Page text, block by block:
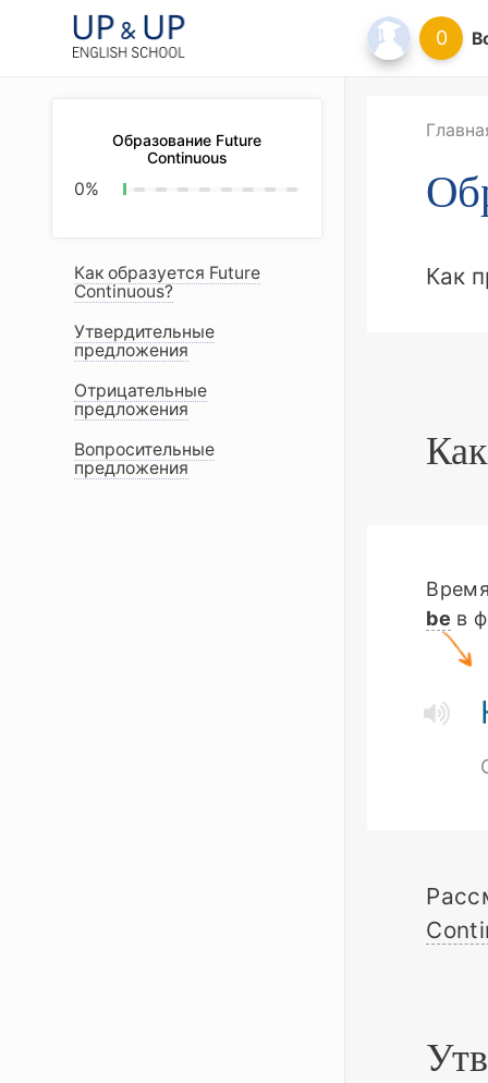
0
Образование Future
Continuous
0%
Как образуется Future
Continuous?
Утвердительные
предложения
Отрицательные
предложения
Вопросительные
предложения
Как
be в